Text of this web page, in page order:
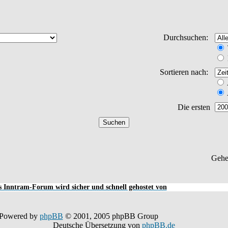
Durchsuchen:
Sortieren nach:
Die ersten
Inntram-Forum wird sicher und schnell gehostet von
by phpBB © 2001, 2005 phpBB Group
Deutsche Übersetzung von phpBB.de